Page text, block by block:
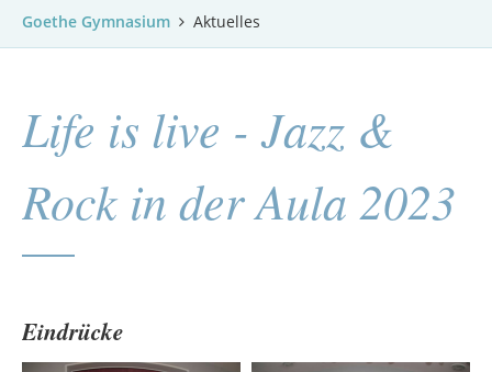
Goethe Gymnasium Aktuelles
Life is live - Jazz &
Rock in der Aula 2023
Eindrücke